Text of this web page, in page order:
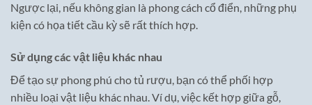
Ngược lại, nếu không gian là phong cách cổ điển, những phụ
kiện có họa tiết cầu kỳ sẽ rất thích hợp.
Sử dụng các vật liệu khác nhau
Để tạo sự phong phú cho tủ rượu, bạn có thể phối hợp
nhiều loại vật liệu khác nhau. Ví dụ, việc kết hợp giữa gỗ,